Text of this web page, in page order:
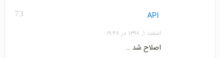
73 API
اسفند ۱, ۱۳۹۸ در ۱۹:۴۸
اصلاح شد …